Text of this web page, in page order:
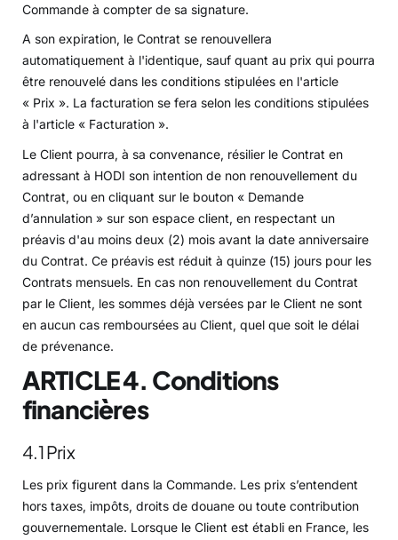
Commande à compter de sa signature.
A son expiration, le Contrat se renouvellera
automatiquement à l'identique, sauf quant au prix qui pourra
être renouvelé dans les conditions stipulées en l'article
« Prix ». La facturation se fera selon les conditions stipulées
à l'article « Facturation ».
Le Client pourra, à sa convenance, résilier le Contrat en
adressant à HODI son intention de non renouvellement du
Contrat, ou en cliquant sur le bouton « Demande
d’annulation » sur son espace client, en respectant un
préavis d'au moins deux (2) mois avant la date anniversaire
du Contrat. Ce préavis est réduit à quinze (15) jours pour les
Contrats mensuels. En cas non renouvellement du Contrat
par le Client, les sommes déjà versées par le Client ne sont
en aucun cas remboursées au Client, quel que soit le délai
de prévenance.
ARTICLE 4. Conditions
financières
4.1 Prix
Les prix figurent dans la Commande. Les prix s’entendent
hors taxes, impôts, droits de douane ou toute contribution
gouvernementale. Lorsque le Client est établi en France, les